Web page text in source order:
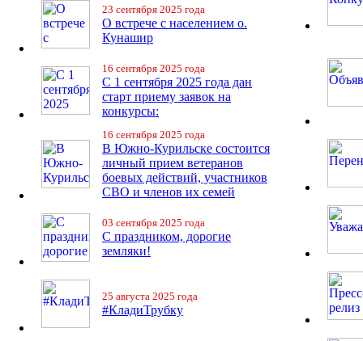
23 сентября 2025 года
О встрече с населением о.
Кунашир
16 сентября 2025 года
С 1 сентября 2025 года дан
старт приему заявок на
конкурсы:
16 сентября 2025 года
В Южно-Курильске состоится
личный прием ветеранов
боевых действий, участников
СВО и членов их семей
03 сентября 2025 года
С праздником, дорогие
земляки!
25 августа 2025 года
#КладиТрубку